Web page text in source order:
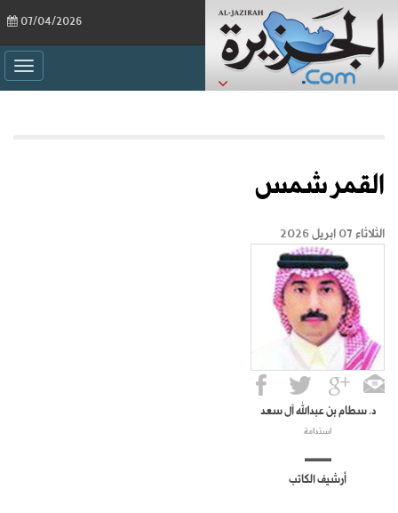
القمر شمس
الثلاثاء 07 ابريل 2026
د. سطام بن عبدالله آل سعد
استدامة
أرشيف الكاتب